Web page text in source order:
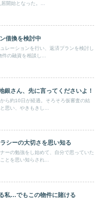
開始となった。...
借換を検討中
レーションを行い、返済プランを検討し
の融資を相談し...
さん、先に言ってくださいよ！
ら約10日が経過。そろそろ仮審査の結
思い、やきもきし...
シーの大切さを思い知る
ーの勉強をし始めて、自分で思っていた
とを思い知らされ...
私…でもこの物件に賭ける